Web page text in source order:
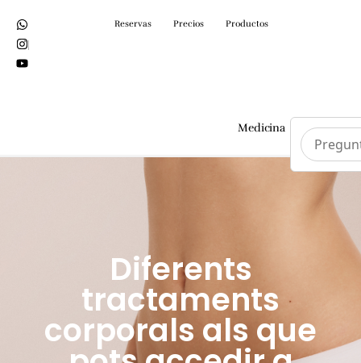
Reservas Precios Productos
Medicina
Diferents
tractaments
corporals als que